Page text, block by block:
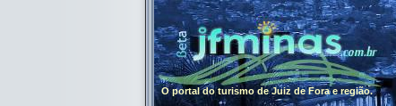
O portal do turismo de Juiz de Fora e região.